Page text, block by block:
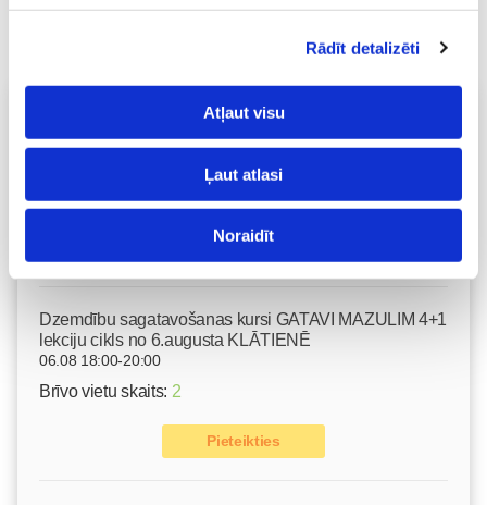
Rādīt detalizēti
Atļaut visu
Ļaut atlasi
Noraidīt
Vecāku skola
Fizioterapeites Klaudijas Hēlas individuālā konsultācija
Izpārdots
Nodarbības citā laikā
Dzemdību sagatavošanas kursi GATAVI MAZULIM 4+1
lekciju cikls no 6.augusta KLĀTIENĒ
06.08 18:00-20:00
Brīvo vietu skaits: 2
Pieteikties